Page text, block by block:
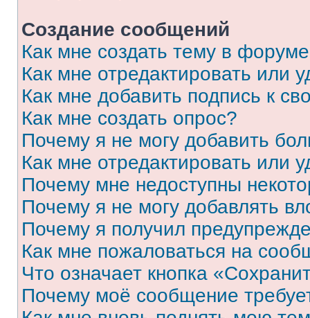
Создание сообщений
Как мне создать тему в
Как мне отредактировать или
Как мне добавить подпись к
Как мне создать опрос?
Почему я не могу добавить
Как мне отредактировать или
Почему мне недоступны
Почему я не могу добавлять
Почему я получил
Как мне пожаловаться на
Что означает кнопка
Почему моё сообщение